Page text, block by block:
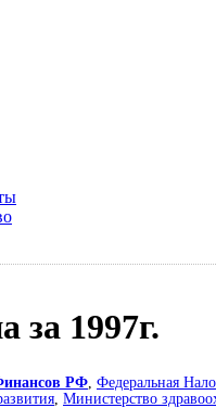
1997г.
РФ Федеральная
Министерство